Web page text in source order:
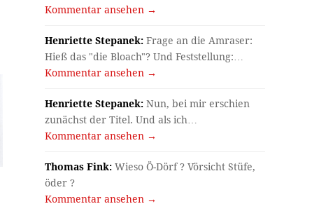
Kommentar ansehen →
Henriette Stepanek: Frage an die Amraser:
Hieß das "die Bloach"? Und Feststellung:…
Kommentar ansehen →
Henriette Stepanek: Nun, bei mir erschien
zunächst der Titel. Und als ich…
Kommentar ansehen →
Thomas Fink: Wieso Ö-Dörf ? Vörsicht Stüfe,
öder ?
Kommentar ansehen →